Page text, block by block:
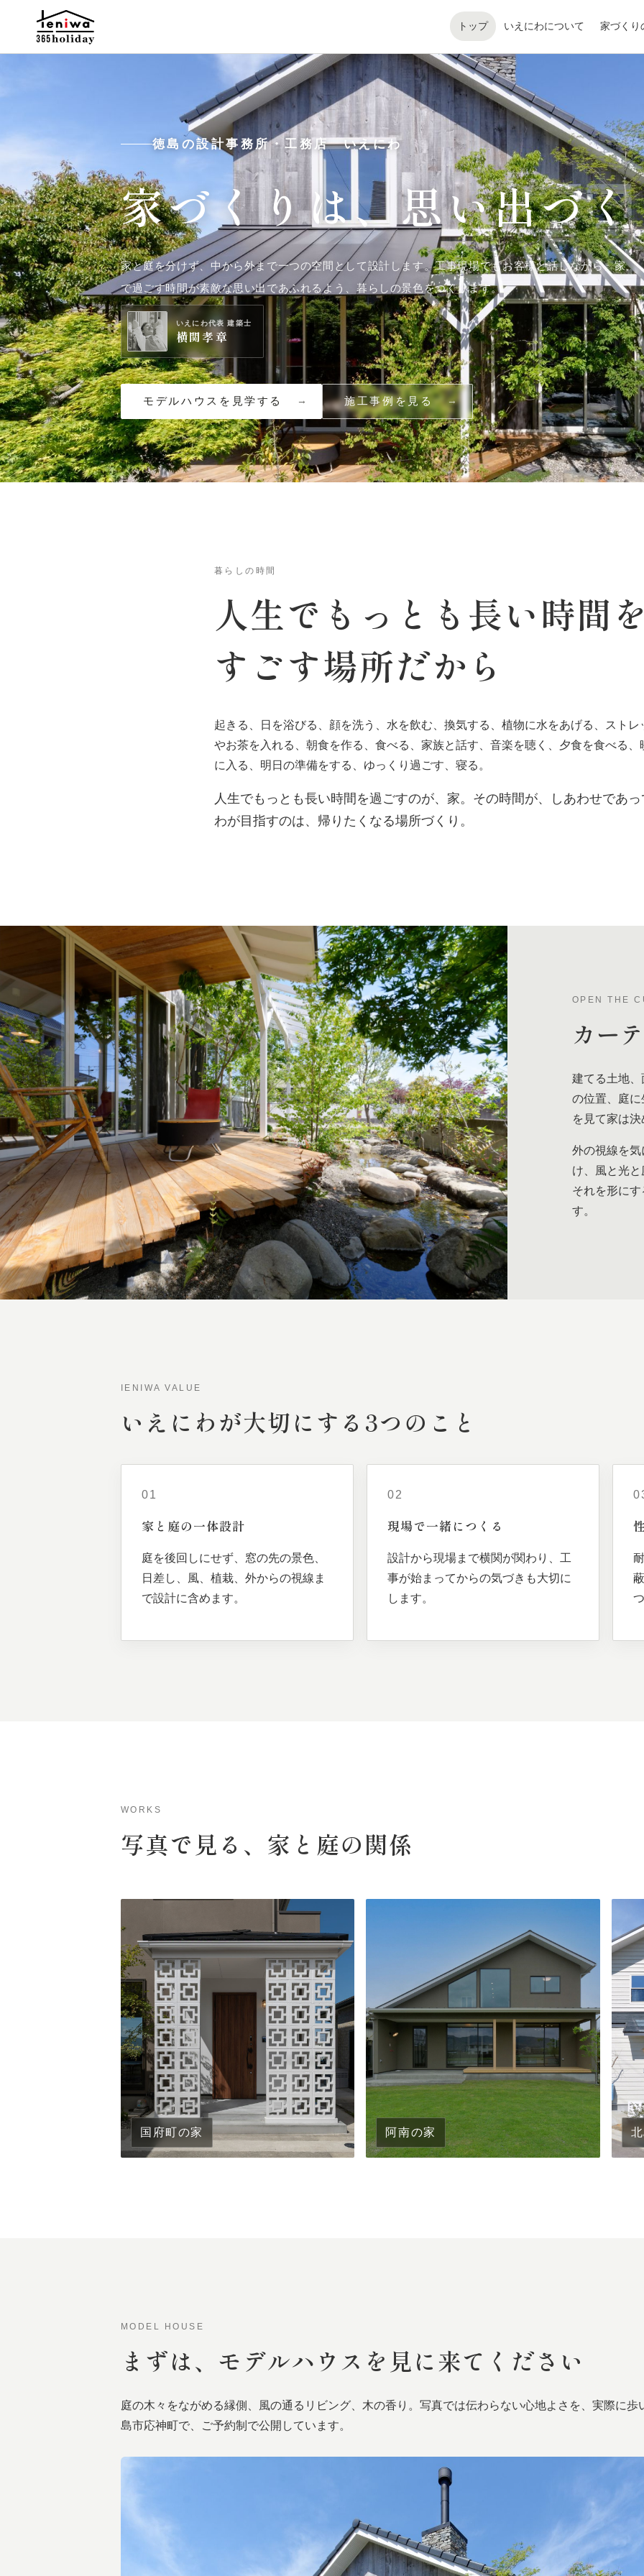
トップ いえにわについて 家づくり
徳島の設計事務所・工務店 いえにわ
家づくりは、思い出づ
家と庭を分けず、中から外まで一つの空間として設計します。工事現場でもお客様と話しながら、家
で過ごす時間が素敵な思い出であふれるよう、暮らしの景色をつくります。
いえにわ代表 建築士
横関孝章
モデルハウスを見学する 施工事例を見る
暮らしの時間
人生でもっとも 長い時間
すごす場所だから
起きる、日を浴びる、顔を洗う、水を飲む、換気する、植物に水をあげる、スト
やお茶を入れる、朝食を作る、食べる、家族と話す、音楽を聴く、夕食を食べる、
に入る、明日の準備をする、ゆっくり過ごす、寝る。
人生でもっとも長い時間を過ごすのが、家。その時間が、しあわせであ
わが目指すのは、帰りたくなる場所づくり。
OPEN THE
カー
建てる土地
の位置、庭
を見て家は
外の視線を
け、風と光
それを形に
す。
IENIWA VALUE
いえにわが大切にする 3つの こと
01
家と 庭の一体設計
庭を後回しにせず、窓の先の景色、
日差し、風、植栽、外からの視線ま
で設計に含めます。
02
現場で一緒につくる
設計から現場まで横関が関わり、工
事が始まってからの気づきも大切に
します。
WORKS
写真で 見る、 家と 庭の関係
国府町の家 阿南の家
MODEL HOUSE
まずは、 モデルハウスを 見に来てください
庭の木々をながめる縁側、風の通るリビング、木の香り。写真では伝わらない心地よさを、実際に
島市応神町で、ご予約制で公開しています。